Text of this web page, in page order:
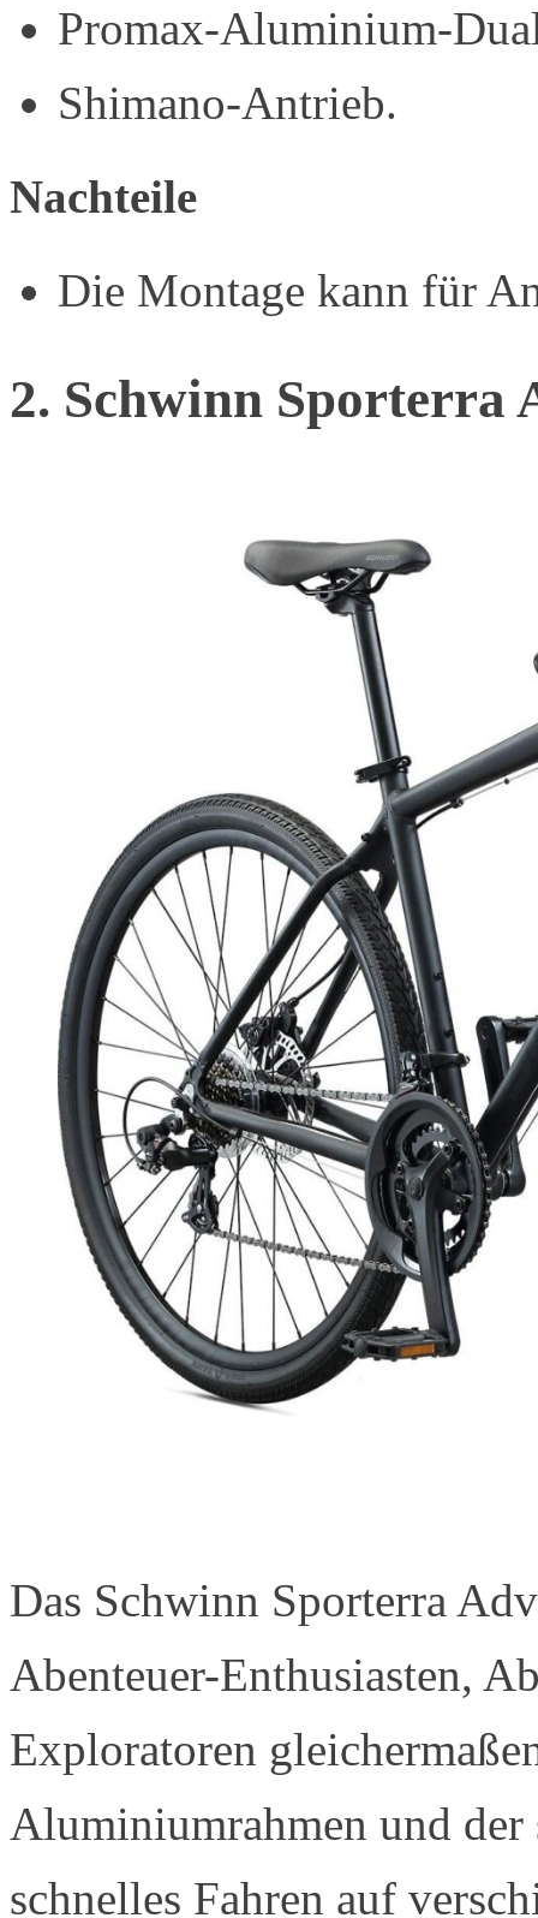
Promax-Aluminium-
Shimano-Antrieb.
Nachteile
Die Montage kann für
2. Schwinn Sporterra
Das Schwinn Sporterra
Abenteuer-Enthusiasten,
Exploratoren
Aluminiumrahmen und
schnelles Fahren auf